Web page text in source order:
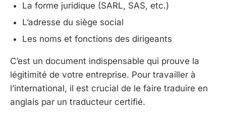
La forme juridique (SARL, SAS, etc.)
L’adresse du siège social
Les noms et fonctions des dirigeants
C’est un document indispensable qui prouve la
légitimité de votre entreprise. Pour travailler à
l’international, il est crucial de le faire traduire en
anglais par un traducteur certifié.